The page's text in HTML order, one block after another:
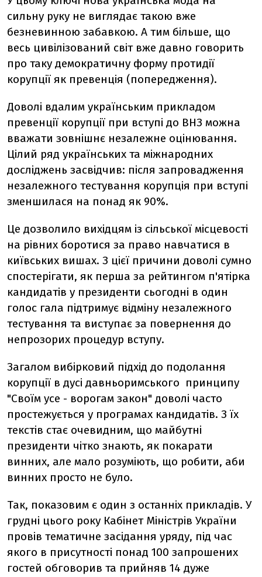
сильну руку не виглядає такою вже
безневинною забавкою. А тим більше, що
весь цивілізований світ вже давно говорить
про таку демократичну форму протидії
корупції як превенція (попередження).
Доволі вдалим українським прикладом
превенції корупції при вступі до ВНЗ можна
вважати зовнішнє незалежне оцінювання.
Цілий ряд українських та міжнародних
досліджень засвідчив: після запровадження
незалежного тестування корупція при вступі
зменшилася на понад як 90%.
Це дозволило вихідцям із сільської місцевості
на рівних боротися за право навчатися в
київських вишах. З цієї причини доволі сумно
спостерігати, як перша за рейтингом п'ятірка
кандидатів у президенти сьогодні в один
голос гала підтримує відміну незалежного
тестування та виступає за повернення до
непрозорих процедур вступу.
Загалом вибірковий підхід до подолання
корупції в дусі давньоримського принципу
"Своїм усе - ворогам закон" доволі часто
простежується у програмах кандидатів. З їх
текстів стає очевидним, що майбутні
президенти чітко знають, як покарати
винних, але мало розуміють, що робити, аби
винних просто не було.
Так, показовим є один з останніх прикладів. У
грудні цього року Кабінет Міністрів України
провів тематичне засідання уряду, під час
якого в присутності понад 100 запрошених
гостей обговорив та прийняв 14 дуже